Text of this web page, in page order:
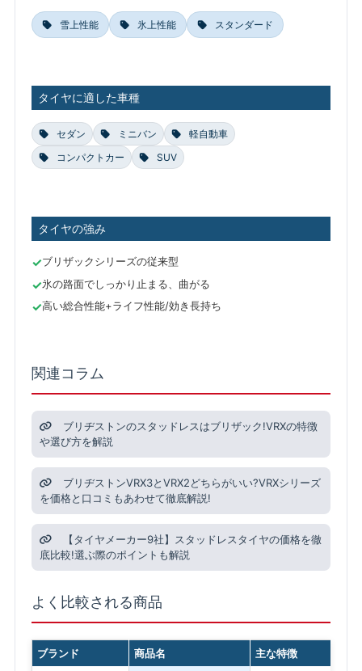
雪上性能 氷上性能 スタンダード
タイヤに適した車種
セダン ミニバン
軽自動車
コンパクトカー
SUV
タイヤの強み
ブリザックシリーズの従来型
氷の路面でしっかり止まる、曲がる
高い総合性能+ライフ性能/効き長持ち
関連コラム
ブリヂストンのスタッドレスはブリザック!VRXの特徴
や選び方を解説
ブリヂストンVRX3とVRX2どちらがいい?VRXシリーズ
を価格と口コミもあわせて徹底解説!
【タイヤメーカー9社】スタッドレスタイヤの価格を徹
底比較!選ぶ際のポイントも解説
よく比較される商品
ブランド 商品名 主な特徴